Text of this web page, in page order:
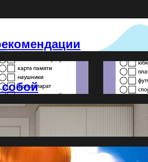
собой